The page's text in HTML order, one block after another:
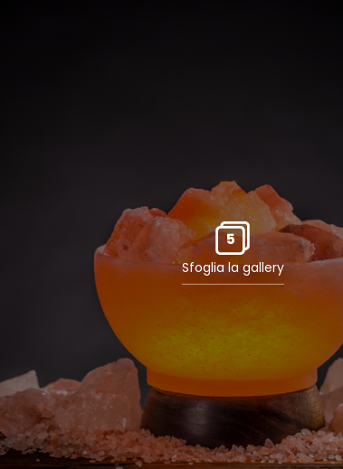
5
Sfoglia la gallery